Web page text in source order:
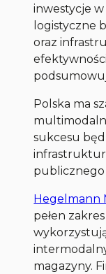
inwestycje
logistyczne
oraz
Polska ma
sukcesu
publicznego
Hegelmann
pełen
magazyny.